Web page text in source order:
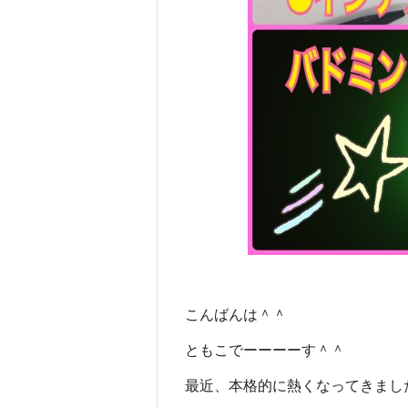
こんばんは＾＾
ともこでーーーーす＾＾
最近、本格的に熱くなってきまし